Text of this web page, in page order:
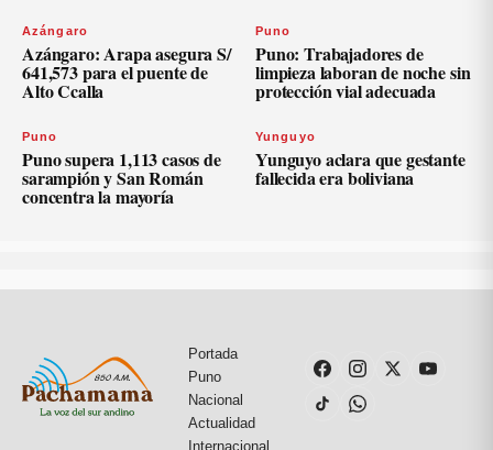
Azángaro
Azángaro: Arapa asegura S/
641,573 para el puente de
Alto Ccalla
Puno
Puno: Trabajadores de
limpieza laboran de noche sin
protección vial adecuada
Puno
Puno supera 1,113 casos de
sarampión y San Román
concentra la mayoría
Yunguyo
Yunguyo aclara que gestante
fallecida era boliviana
Portada
Puno
Nacional
Actualidad
Internacional